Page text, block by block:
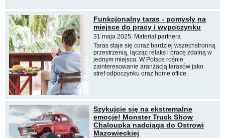
Funkcjonalny taras - pomysły na
miejsce do pracy i wypoczynku
31 maja 2025, Materiał partnera
Taras staje się coraz bardziej wszechstronną
przestrzenią, łącząc relaks i pracę zdalną w
jednym miejscu. W Polsce rośnie
zainteresowanie aranżacją tarasów jako
stref odpoczynku oraz home office.
Szykujcie się na ekstremalne
emocje! Monster Truck Show
Chaloupka nadciąga do Ostrowi
Mazowieckiej